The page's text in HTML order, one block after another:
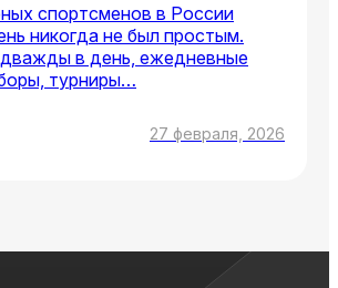
спортсменов в России
никогда не был простым.
дважды в день, ежедневные
турниры…
27 февраля, 2026